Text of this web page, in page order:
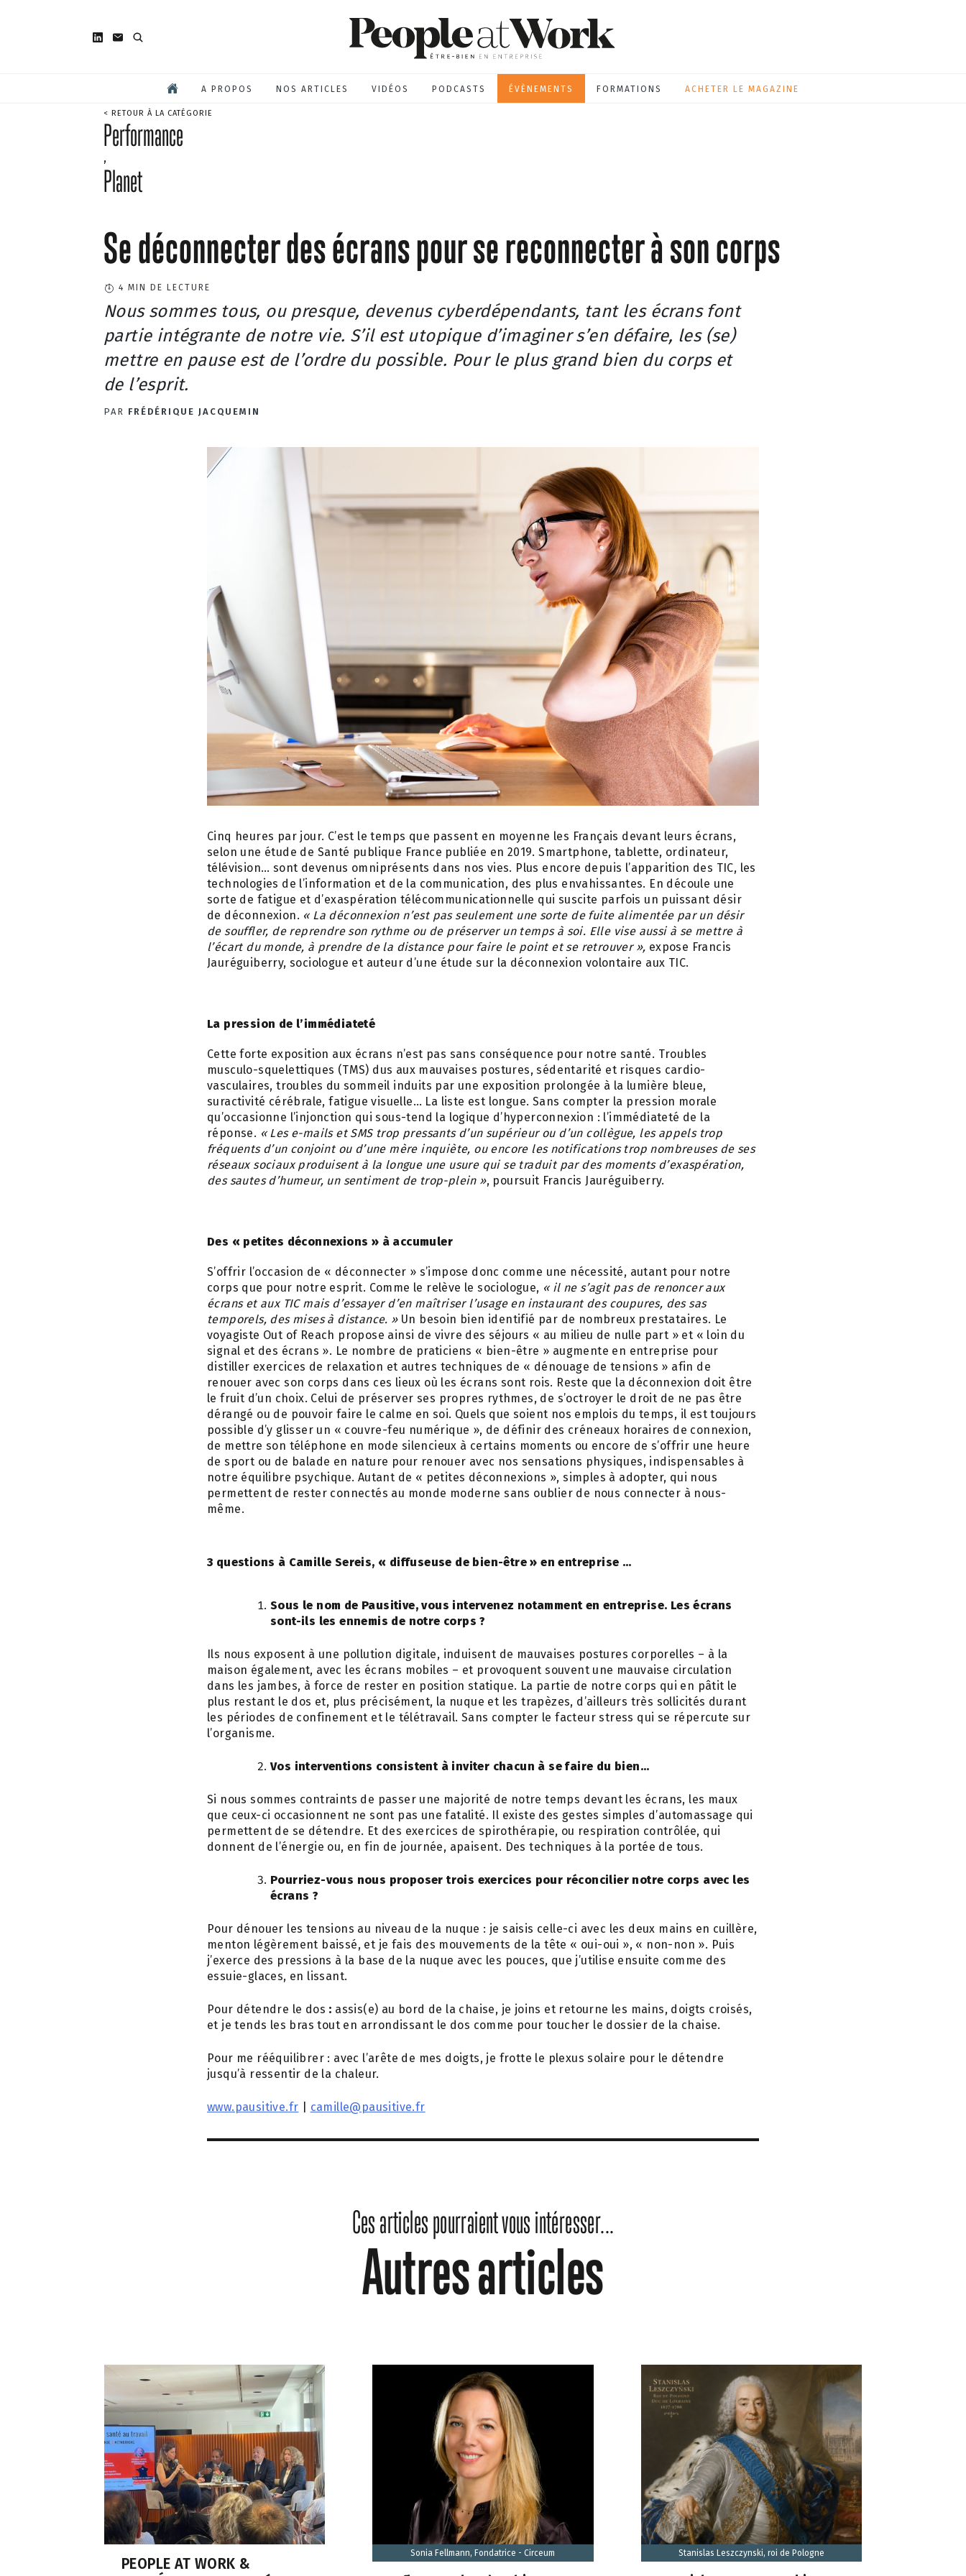
A PROPOS NOS ARTICLES VIDÉOS PODCASTS ÉVÈNEMENTS FORMATIONS ACHETER LE MAGAZINE
< RETOUR À LA CATÉGORIE
Performance
,
Planet
Se déconnecter des écrans pour se reconnecter à son corps
4 MIN DE LECTURE
Nous sommes tous, ou presque, devenus cyberdépendants, tant les écrans font
partie intégrante de notre vie. S’il est utopique d’imaginer s’en défaire, les (se)
mettre en pause est de l’ordre du possible. Pour le plus grand bien du corps et
de l’esprit.
PAR FRÉDÉRIQUE JACQUEMIN
Cinq heures par jour. C’est le temps que passent en moyenne les Français devant leurs écrans,
selon une étude de Santé publique France publiée en 2019. Smartphone, tablette, ordinateur,
télévision… sont devenus omniprésents dans nos vies. Plus encore depuis l’apparition des TIC, les
technologies de l’information et de la communication, des plus envahissantes. En découle une
sorte de fatigue et d’exaspération télécommunicationnelle qui suscite parfois un puissant désir
de déconnexion. « La déconnexion n’est pas seulement une sorte de fuite alimentée par un désir
de souffler, de reprendre son rythme ou de préserver un temps à soi. Elle vise aussi à se mettre à
l’écart du monde, à prendre de la distance pour faire le point et se retrouver », expose Francis
Jauréguiberry, sociologue et auteur d’une étude sur la déconnexion volontaire aux TIC.
La pression de l’immédiateté
Cette forte exposition aux écrans n’est pas sans conséquence pour notre santé. Troubles
musculo-squelettiques (TMS) dus aux mauvaises postures, sédentarité et risques cardio-
vasculaires, troubles du sommeil induits par une exposition prolongée à la lumière bleue,
suractivité cérébrale, fatigue visuelle… La liste est longue. Sans compter la pression morale
qu’occasionne l’injonction qui sous-tend la logique d’hyperconnexion : l’immédiateté de la
réponse. « Les e-mails et SMS trop pressants d’un supérieur ou d’un collègue, les appels trop
fréquents d’un conjoint ou d’une mère inquiète, ou encore les notifications trop nombreuses de ses
réseaux sociaux produisent à la longue une usure qui se traduit par des moments d’exaspération,
des sautes d’humeur, un sentiment de trop-plein », poursuit Francis Jauréguiberry.
Des « petites déconnexions » à accumuler
S’offrir l’occasion de « déconnecter » s’impose donc comme une nécessité, autant pour notre
corps que pour notre esprit. Comme le relève le sociologue, « il ne s’agit pas de renoncer aux
écrans et aux TIC mais d’essayer d’en maîtriser l’usage en instaurant des coupures, des sas
temporels, des mises à distance. » Un besoin bien identifié par de nombreux prestataires. Le
voyagiste Out of Reach propose ainsi de vivre des séjours « au milieu de nulle part » et « loin du
signal et des écrans ». Le nombre de praticiens « bien-être » augmente en entreprise pour
distiller exercices de relaxation et autres techniques de « dénouage de tensions » afin de
renouer avec son corps dans ces lieux où les écrans sont rois. Reste que la déconnexion doit être
le fruit d’un choix. Celui de préserver ses propres rythmes, de s’octroyer le droit de ne pas être
dérangé ou de pouvoir faire le calme en soi. Quels que soient nos emplois du temps, il est toujours
possible d’y glisser un « couvre-feu numérique », de définir des créneaux horaires de connexion,
de mettre son téléphone en mode silencieux à certains moments ou encore de s’offrir une heure
de sport ou de balade en nature pour renouer avec nos sensations physiques, indispensables à
notre équilibre psychique. Autant de « petites déconnexions », simples à adopter, qui nous
permettent de rester connectés au monde moderne sans oublier de nous connecter à nous-
même.
3 questions à Camille Sereis, « diffuseuse de bien-être » en entreprise …
Sous le nom de Pausitive, vous intervenez notamment en entreprise. Les écrans
sont-ils les ennemis de notre corps ?
Ils nous exposent à une pollution digitale, induisent de mauvaises postures corporelles – à la
maison également, avec les écrans mobiles – et provoquent souvent une mauvaise circulation
dans les jambes, à force de rester en position statique. La partie de notre corps qui en pâtit le
plus restant le dos et, plus précisément, la nuque et les trapèzes, d’ailleurs très sollicités durant
les périodes de confinement et le télétravail. Sans compter le facteur stress qui se répercute sur
l’organisme.
Vos interventions consistent à inviter chacun à se faire du bien…
Si nous sommes contraints de passer une majorité de notre temps devant les écrans, les maux
que ceux-ci occasionnent ne sont pas une fatalité. Il existe des gestes simples d’automassage qui
permettent de se détendre. Et des exercices de spirothérapie, ou respiration contrôlée, qui
donnent de l’énergie ou, en fin de journée, apaisent. Des techniques à la portée de tous.
Pourriez-vous nous proposer trois exercices pour réconcilier notre corps avec les
écrans ?
Pour dénouer les tensions au niveau de la nuque : je saisis celle-ci avec les deux mains en cuillère,
menton légèrement baissé, et je fais des mouvements de la tête « oui-oui », « non-non ». Puis
j’exerce des pressions à la base de la nuque avec les pouces, que j’utilise ensuite comme des
essuie-glaces, en lissant.
Pour détendre le dos : assis(e) au bord de la chaise, je joins et retourne les mains, doigts croisés,
et je tends les bras tout en arrondissant le dos comme pour toucher le dossier de la chaise.
Pour me rééquilibrer : avec l’arête de mes doigts, je frotte le plexus solaire pour le détendre
jusqu’à ressentir de la chaleur.
www.pausitive.fr camille@pausitive.fr
Ces articles pourraient vous intéresser...
Autres articles
PEOPLE AT WORK &
Sonia Fellmann, Fondatrice - Circeum Stanislas Leszczynski, roi de Pologne